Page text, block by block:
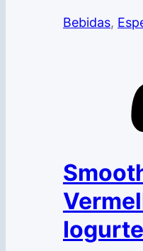
Bebidas,
Iogurte